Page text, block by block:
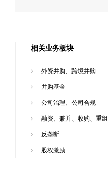
相关业务板块
外资并购、跨境并购
并购基金
公司治理、公司合规
融资、兼并、收购、重组
反垄断
股权激励